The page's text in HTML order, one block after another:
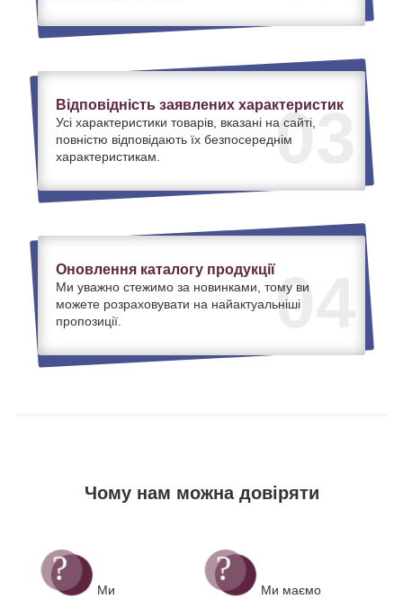
03
Відповідність заявлених характеристик
Усі характеристики товарів, вказані на сайті,
повністю відповідають їх безпосереднім
характеристикам.
04
Оновлення каталогу продукції
Ми уважно стежимо за новинками, тому ви
можете розраховувати на найактуальніші
пропозиції.
Чому нам можна довіряти
Ми
Ми маємо